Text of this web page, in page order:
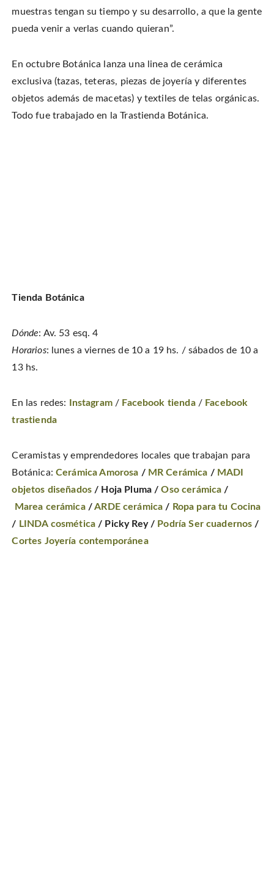
muestras tengan su tiempo y su desarrollo, a que la gente
pueda venir a verlas cuando quieran”.
En octubre Botánica lanza una linea de cerámica
exclusiva (tazas, teteras, piezas de joyería y diferentes
objetos además de macetas) y textiles de telas orgánicas.
Todo fue trabajado en la Trastienda Botánica.
Tienda Botánica
Dónde: Av. 53 esq. 4
Horarios: lunes a viernes de 10 a 19 hs. / sábados de 10 a
13 hs.
En las redes: Instagram/ Facebook tienda/ Facebook
trastienda
Ceramistas y emprendedores locales que trabajan para
Botánica: Cerámica Amorosa / MR Cerámica / MADI
objetos diseñados / Hoja Pluma /Oso cerámica /
Marea cerámica/ARDE cerámica / Ropa para tu Cocina
/ LINDA cosmética / Picky Rey / Podría Ser cuadernos /
Cortes Joyería contemporánea